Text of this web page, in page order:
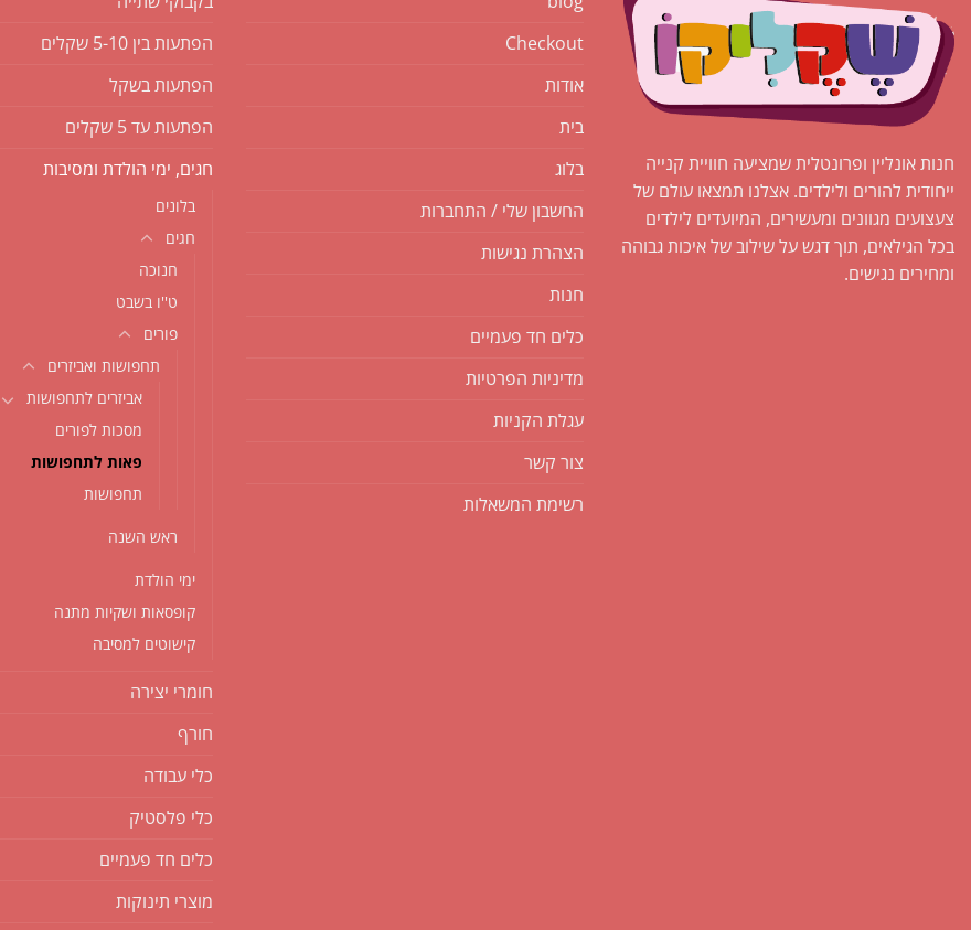
חנות אונליין ופרונטלית שמציעה חוויית קנייה
ייחודית להורים ולילדים. אצלנו תמצאו עולם של
צעצועים מגוונים ומעשירים, המיועדים לילדים
בכל הגילאים, תוך דגש על שילוב של איכות גבוהה
ומחירים נגישים.
Checkout
אודות
בית
בלוג
החשבון שלי / התחברות
הצהרת נגישות
חנות
כלים חד פעמיים
מדיניות הפרטיות
עגלת הקניות
צור קשר
רשימת המשאלות
הפתעות בין 5-10 שקלים
הפתעות בשקל
הפתעות עד 5 שקלים
חגים, ימי הולדת ומסיבות
בלונים
חגים
חנוכה
ט''ו בשבט
פורים
תחפושות ואביזרים
אביזרים לתחפושות
מסכות לפורים
פאות לתחפושות
תחפושות
ראש השנה
ימי הולדת
קופסאות ושקיות מתנה
קישוטים למסיבה
חומרי יצירה
חורף
כלי עבודה
כלי פלסטיק
כלים חד פעמיים
מוצרי תינוקות